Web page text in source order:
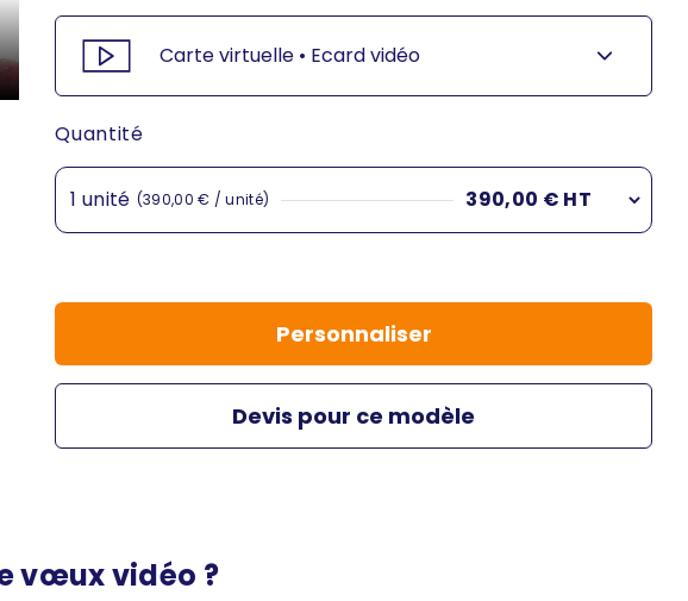
Carte virtuelle • Ecard vidéo
Quantité
1 unité (390,00 € / unité)
390,00 € HT
Personnaliser
Devis pour ce modèle
vœux vidéo ?